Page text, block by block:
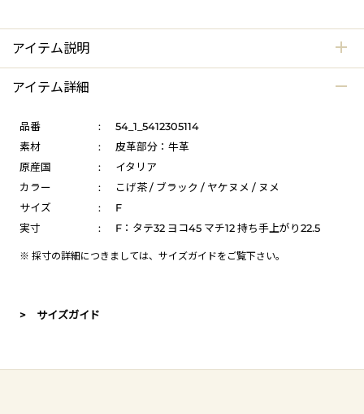
アイテム説明
アイテム詳細
品番 :
54_1_5412305114
素材
:
皮革部分：牛革
原産国
:
イタリア
カラー
:
こげ茶 / ブラック / ヤケヌメ / ヌメ
サイズ
:
F
実寸
: F：タテ32 ヨコ45 マチ12 持ち手上がり22.5
※ 採寸の詳細につきましては、 サイズガイドをご覧下さい。
> サイズガイド